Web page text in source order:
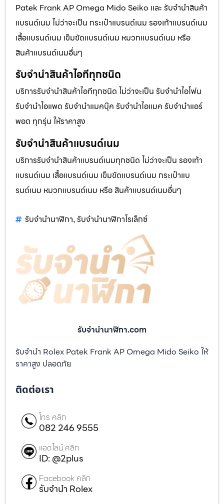
Patek Frank AP Omega Mido Seiko และ รับจำนำสินค้า
แบรนด์เนม ไม่ว่าจะเป็น กระเป๋าแบรนด์เนม รองเท้าแบรนด์เนม
เสื้อแบรนด์เนม เข็มขัดแบรนด์เนม หมวกแบรนด์เนม หรือ
สินค้าแบรนด์เนมอื่นๆ
รับจำนำสินค้าไอทีทุกชนิด
บริการรับจำนำสินค้าไอทีทุกชนิด ไม่ว่าจะเป็น รับจำนำไอโฟน
รับจำนำไอแพด รับจำนำแมคบุ๊ค รับจำนำไอแมค รับจำนำแอร์
พอต ทุกรุ่น ให้ราคาสูง
รับจำนำสินค้าแบรนด์เนม
บริการรับจำนำสินค้าแบรนด์เนมทุกชนิด ไม่ว่าจะเป็น รองเท้า
แบรนด์เนม เสื้อแบรนด์เนม เข็มขัดแบรนด์เนม กระเป๋าแบ
รนด์เนม หมวกแบรนด์เนม หรือ สินค้าแบรนด์เนมอื่นๆ
รับจำนำนาฬิกา, รับจำนำนาฬิกาโรเล็กซ์
รับจํานํานาฬิกา.com
รับจำนำ Rolex Patek Frank AP Omega Mido Seiko ให้
ราคาสูง ปลอดภัย
ติดต่อเรา
โทร คลิก
082 246 9555
แอดไลน์ คลิก
ID: @2plus
Facebook คลิก
รับจำนำ Rolex